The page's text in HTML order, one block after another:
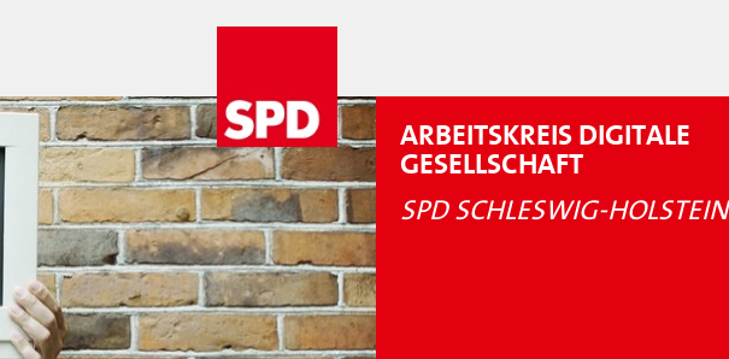
ARBEITSKREIS DIGITALE
GESELLSCHAFT
SPD SCHLESWIG-HOLSTEIN